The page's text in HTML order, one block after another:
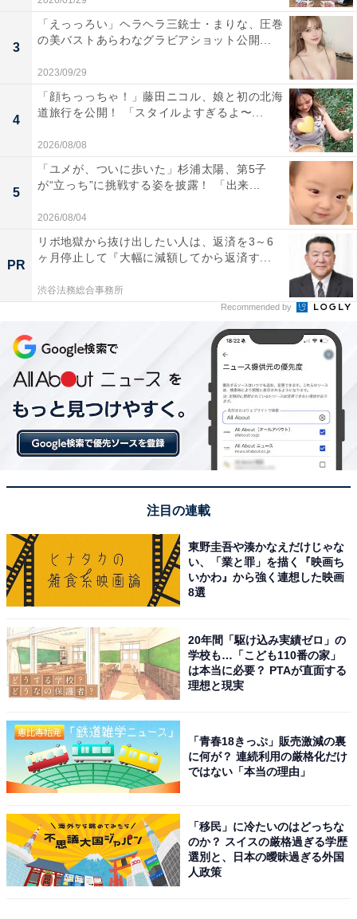
3
「えっっろい」ヘラヘラ三銃士・まりな、圧巻
の美バストあらわなグラビアショット公開...
2023/09/29
4
「顔ちっっちゃ！」藤田ニコル、娘と初の北海
道旅行を公開！ 「スタイルよすぎるよ〜...
2026/08/08
5
「ユメが、ついに歩いた」杉浦太陽、第5子
が“立っち”に挑戦する姿を披露！ 「出来...
2026/08/04
PR
リボ地獄から抜け出したい人は、返済を3～6
ヶ月停止して『大幅に減額してから返済す...
渋谷法務総合事務所
Recommended by
注目の連載
東野圭吾や湊かなえだけじゃな
い、「業と罪」を描く『映画ち
いかわ』から強く連想した映画
8選
20年間「駆け込み実績ゼロ」の
学校も…「こども110番の家」
は本当に必要？ PTAが直面する
理想と現実
「青春18きっぷ」販売激減の裏
に何が？ 連続利用の厳格化だけ
ではない「本当の理由」
「移民」に冷たいのはどっちな
のか？ スイスの厳格過ぎる学歴
選別と、日本の曖昧過ぎる外国
人政策